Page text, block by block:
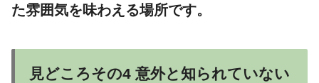
た雰囲気を味わえる場所です。
見どころその4 意外と知られていない